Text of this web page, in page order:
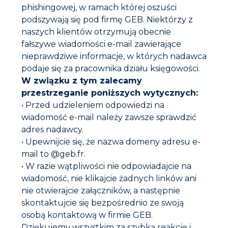
Etykiety i certyfikaty
Ostrzeżenia
Instrukcja obsługi
Przygotowanie :
• Podłoża muszą być czyste i odtłuszczone (w
zależności od powierzchni, np. alkoholem lub
acetonem).
• Dla zastosowań zanurzeniowych, usunąć osad
wapienny i glony z podłoża.
Instrukcje:• Tworzenie połączenia :
➢ W przypadku zbyt głębokich połączeń należy
ograniczyć głębokość za pomocą pianki komórkowej.
➢ Utnij końcówkę dyszy do średnicy nieco mniejszej niż
średnica złącza.
Dokumentacja do pobrania
Karta techniczna
phishingowej, w ramach której oszuści
podszywają się pod firmę GEB. Niektórzy z
naszych klientów otrzymują obecnie
fałszywe wiadomości e-mail zawierające
nieprawdziwe informacje, w których nadawca
podaje się za pracownika działu księgowości.
W związku z tym zalecamy
przestrzeganie poniższych wytycznych:
• Przed udzieleniem odpowiedzi na
wiadomość e-mail należy zawsze sprawdzić
adres nadawcy.
• Upewnijcie się, że nazwa domeny adresu e-
mail to @geb.fr.
• W razie wątpliwości nie odpowiadajcie na
wiadomość, nie klikajcie żadnych linków ani
nie otwierajcie załączników, a następnie
skontaktujcie się bezpośrednio ze swoją
osobą kontaktową w firmie GEB.